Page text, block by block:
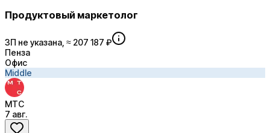
Продуктовый маркетолог
ЗП не указана, ≈ 207 187 ₽
Пенза
Офис
Middle
МТС
7 авг.